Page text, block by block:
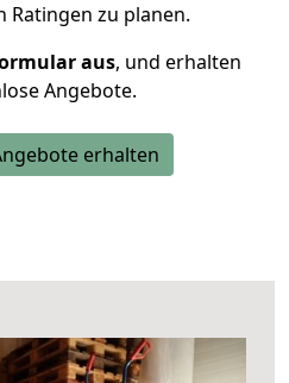
Ratingen zu planen.
aus, und erhalten
Angebote.
erhalten